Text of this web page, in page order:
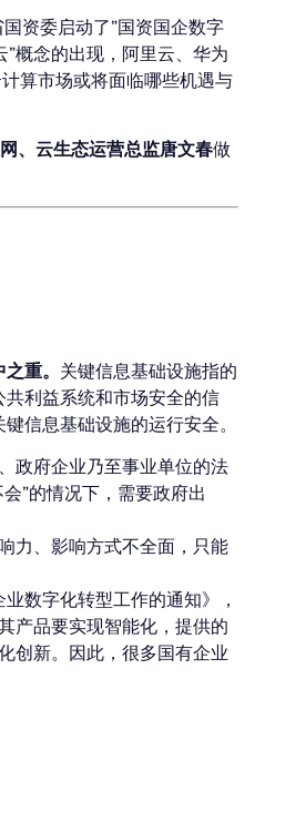
资委启动了”国资国企数字
概念的出现，阿里云、华为
算市场或将面临哪些机遇与
、云生态运营总监唐文春做
重。 关键信息基础设施指的
利益系统和市场安全的信
信息基础设施的运行安全。
政府企业乃至事业单位的法
”的情况下，需要政府出
力、影响方式不全面，只能
数字化转型工作的通知》，
产品要实现智能化，提供的
创新。因此，很多国有企业